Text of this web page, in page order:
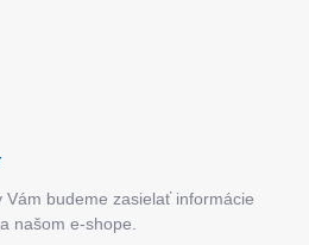
Vám budeme zasielať informácie
našom e-shope.